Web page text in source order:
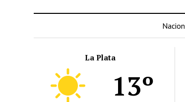
La Plata
13º